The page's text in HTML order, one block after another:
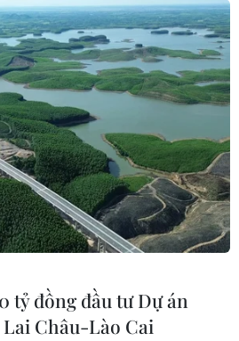
tỷ đồng đầu tư Dự án
Châu-Lào Cai